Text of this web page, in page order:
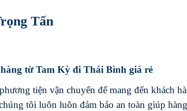
Tấn
từ Tam Kỳ đi Thái Bình giá rẻ
tiện vận chuyển để mang đến khách
tôi luôn luôn đảm bảo an toàn giúp